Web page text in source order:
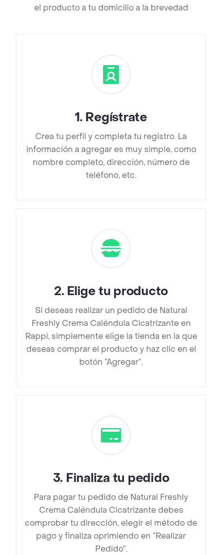
el producto a tu domicilio a la brevedad
1. Regístrate
Crea tu perfil y completa tu registro. La
información a agregar es muy simple, como
nombre completo, dirección, número de
teléfono, etc.
2. Elige tu producto
Si deseas realizar un pedido de Natural
Freshly Crema Caléndula Cicatrizante en
Rappi, simplemente elige la tienda en la que
deseas comprar el producto y haz clic en el
botón “Agregar”.
3. Finaliza tu pedido
Para pagar tu pedido de Natural Freshly
Crema Caléndula Cicatrizante debes
comprobar tu dirección, elegir el método de
pago y finaliza oprimiendo en “Realizar
Pedido”.